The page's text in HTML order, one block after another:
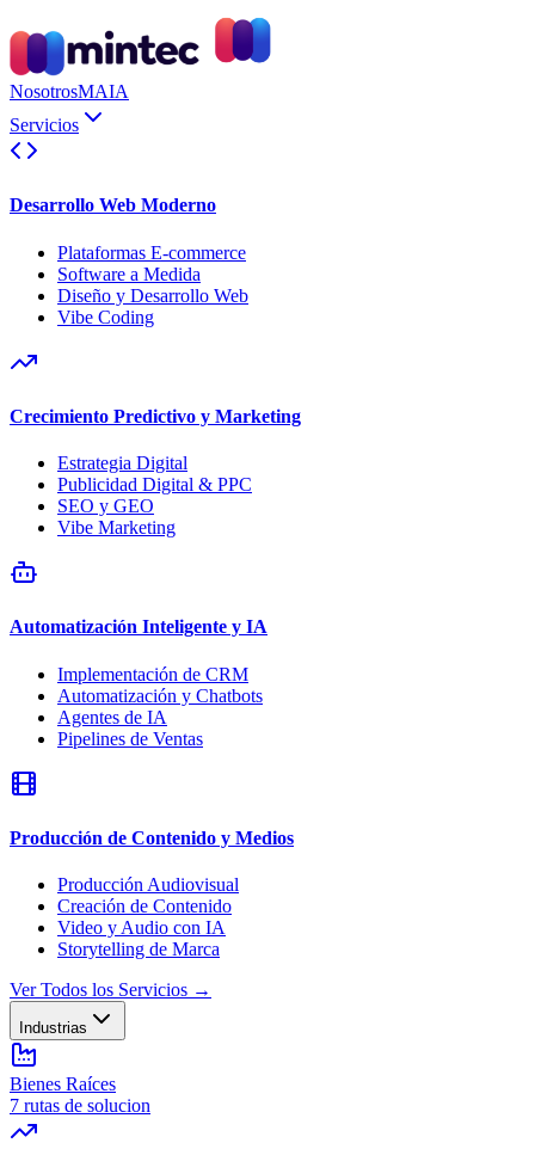
NosotrosMAIA
Servicios
Desarrollo Web Moderno
Plataformas E-commerce
Software a Medida
Diseño y Desarrollo Web
Vibe Coding
Crecimiento Predictivo y Marketing
Estrategia Digital
Publicidad Digital & PPC
SEO y GEO
Vibe Marketing
Automatización Inteligente y IA
Implementación de CRM
Automatización y Chatbots
Agentes de IA
Pipelines de Ventas
Producción de Contenido y Medios
Producción Audiovisual
Creación de Contenido
Video y Audio con IA
Storytelling de Marca
Ver Todos los Servicios →
Industrias
Bienes Raíces
7 rutas de solucion